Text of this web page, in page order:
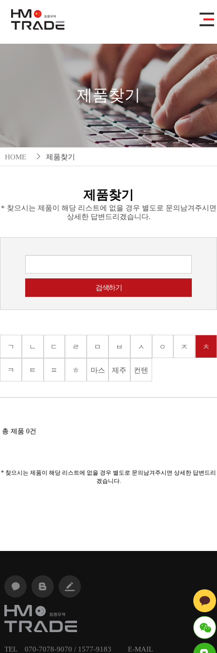
제품찾기
HOME 제품찾기
ID : hmt
제품찾기
* 찾으시는 제품이 해당 리스트에 없을 경우 별도로 문의남겨주시면
상세한 답변드리겠습니다.
ㄱ ㄴ ㄷ ㄹ ㅁ ㅂ ㅅ ㅇ ㅈ ㅊ
ㅋ ㅌ ㅍ ㅎ 마스 제주 컨텐
총 제품 0건
* 찾으시는 제품이 해당 리스트에 없을 경우 별도로 문의남겨주시면 상세한 답변드리
겠습니다.
TEL 070-7078-9070 / 1577-9183 E-MAIL